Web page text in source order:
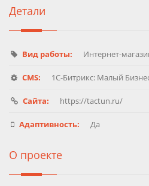
Детали
Вид работы: Интернет-
CMS: 1C-Битрикс: Малый
Сайта: https://tactun.ru/
Адаптивность: Да
О проекте